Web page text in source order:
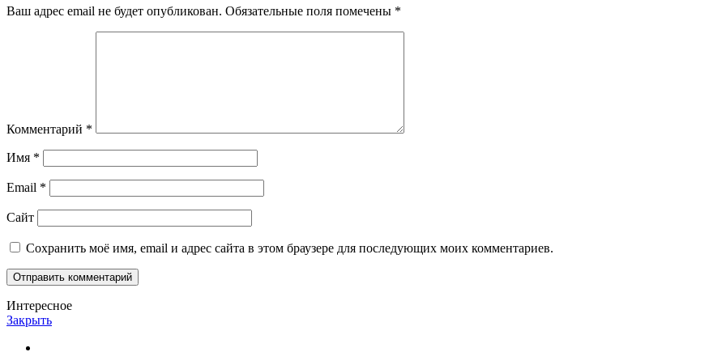
Ваш адрес email не будет опубликован. Обязательные поля помечены *
Комментарий *
Имя *
Email *
Сайт
Сохранить моё имя, email и адрес сайта в этом браузере для последующих моих комментариев.
Интересное
Закрыть